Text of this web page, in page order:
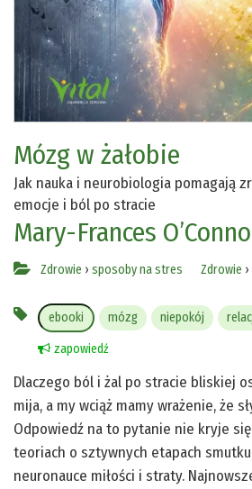
Mózg w żałobie
Jak nauka i neurobiologia pomagają
emocje i ból po stracie
Mary-Frances
Zdrowie › sposoby na stres Zdrowie ›
ebooki mózg niepokój
zapowiedź
Dlaczego ból i żal po stracie bliskiej
mija, a my wciąż mamy wrażenie, że
Odpowiedź na to pytanie nie kryje
teoriach o sztywnych etapach
neuronauce miłości i straty.